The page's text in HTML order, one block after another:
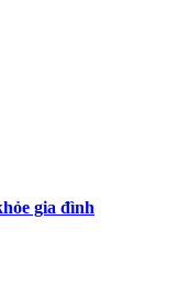
gia đình